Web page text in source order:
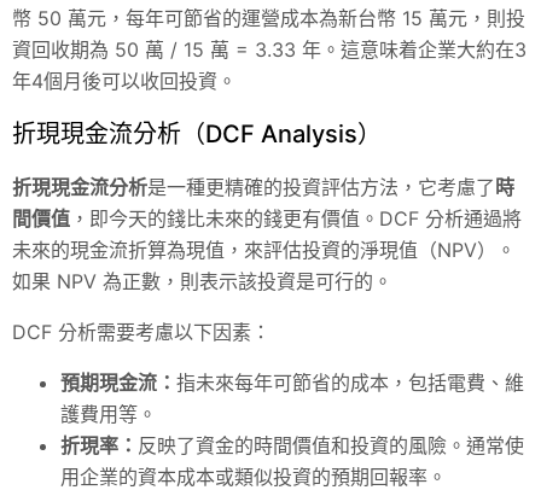
幣 50 萬元，每年可節省的運營成本為新台幣 15 萬元，則投
資回收期為 50 萬 / 15 萬 = 3.33 年。這意味着企業大約在3
年4個月後可以收回投資。
折現現金流分析（DCF Analysis）
折現現金流分析是一種更精確的投資評估方法，它考慮了時
間價值 ，即今天的錢比未來的錢更有價值。DCF 分析通過將
未來的現金流折算為現值，來評估投資的淨現值（NPV）。
如果 NPV 為正數，則表示該投資是可行的。
DCF 分析需要考慮以下因素：
預期現金流： 指未來每年可節省的成本，包括電費、維
護費用等。
折現率： 反映了資金的時間價值和投資的風險。通常使
用企業的資本成本或類似投資的預期回報率。